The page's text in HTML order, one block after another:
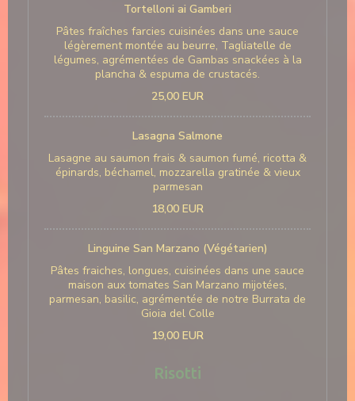
Tortelloni ai Gamberi
Pâtes fraîches farcies cuisinées dans une sauce
légèrement montée au beurre, Tagliatelle de
légumes, agrémentées de Gambas snackées à la
plancha & espuma de crustacés.
25,00 EUR
Lasagna Salmone
Lasagne au saumon frais & saumon fumé, ricotta &
épinards, béchamel, mozzarella gratinée & vieux
parmesan
18,00 EUR
Linguine San Marzano (Végétarien)
Pâtes fraiches, longues, cuisinées dans une sauce
maison aux tomates San Marzano mijotées,
parmesan, basilic, agrémentée de notre Burrata de
Gioia del Colle
19,00 EUR
Risotti